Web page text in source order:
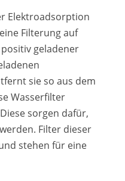
Elektroadsorption
Filterung auf
geladener
sie so aus dem
Wasserfilter
sorgen dafür,
Filter dieser
stehen für eine